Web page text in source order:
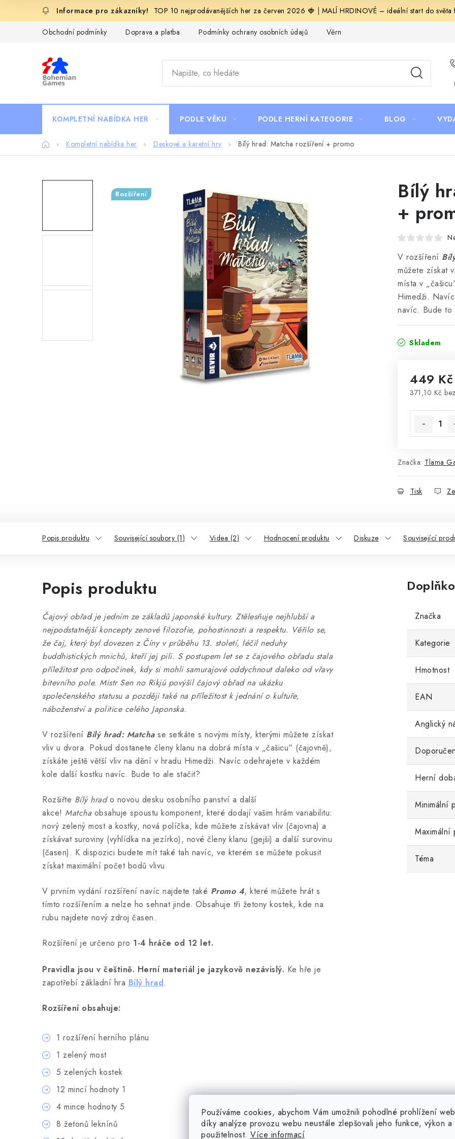
Používáme cookies, abychom Vám umožnili pohodlné prohlížení
díky analýze provozu webu neustále zlepšovali jeho funkce, výkon a
použitelnost. Více informací
TOP 10 nejprodávanějších her za červen 2026 🍓 MALÍ HRDINOVÉ – ideální start do
Obchodní podmínky Doprava a platba Podmínky ochrany osobních údajů Věrnostní program Staň se bohémem!
KOMPLETNÍ NABÍDKA HER PODLE VĚKU PODLE HERNÍ KATEGORIE BLOG
DomůKompletní nabídka her Deskové a karetní hry Bílý hrad: Matcha rozšíření + promo
Bílý
+
V rozšíření
můžete získat
místa v
Himedži.
navíc. Bude to
Skladem
449 Kč
371,10 Kč
Značka: Tlama
Tisk
Rozšíření
Popis produktu Související soubory (1) Videa (2) Hodnocení produktu Diskuze Související
Popis produktu
Čajový obřad je jedním ze základů japonské kultury. Ztělesňuje nejhlubší a
nejpodstatnější koncepty zenové filozofie, pohostinnosti a respektu. Věřilo se,
že čaj, který byl dovezen z Číny v průběhu 13. století, léčil neduhy
buddhistických mnichů, kteří jej pili. S postupem let se z čajového obřadu stala
příležitost pro odpočinek, kdy si mohli samurajové oddychnout daleko od vřavy
bitevního pole. Mistr Sen no Rikjú povýšil čajový obřad na ukázku
společenského statusu a později také na příležitost k jednání o kultuře,
náboženství a politice celého Japonska.
V rozšíření Bílý hrad: Matcha se setkáte s novými místy, kterými můžete získat
vliv u dvora. Pokud dostanete členy klanu na dobrá místa v „čašicu“ (čajovně),
získáte ještě větší vliv na dění v hradu Himedži. Navíc odehrajete v každém
kole další kostku navíc. Bude to ale stačit?
Rozšiřte Bílý hrad o novou desku osobního panství a další
akce! Matcha obsahuje spoustu komponent, které dodají vašim hrám variabilitu:
nový zelený most a kostky, nová políčka, kde můžete získávat vliv (čajovna) a
získávat suroviny (vyhlídka na jezírko), nové členy klanu (gejši) a další surovinu
(časen). K dispozici budete mít také tah navíc, ve kterém se můžete pokusit
získat maximální počet bodů vlivu.
V prvním vydání rozšíření navíc najdete také Promo 4, které můžete hrát s
tímto rozšířením a nelze ho sehnat jinde. Obsahuje tři žetony kostek, kde na
rubu najdete nový zdroj časen.
Rozšíření je určeno pro 1-4 hráče od 12 let.
Pravidla jsou v češtině. Herní materiál je jazykově nezávislý. Ke hře je
zapotřebí základní hra Bílý hrad.
Rozšíření obsahuje:
1 rozšíření herního plánu
1 zelený most
5 zelených kostek
12 mincí hodnoty 1
4 mince hodnoty 5
8 žetonů leknínů
Značka
Kategorie
Hmotnost
EAN
Anglický
Herní
Minimální
Maximální
Téma